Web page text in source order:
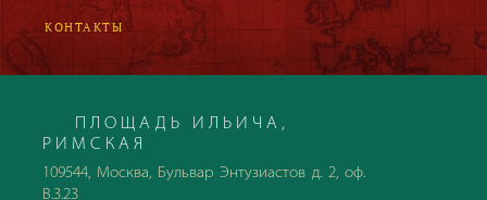
КОНТАКТЫ
ПЛОЩАДЬ ИЛЬИЧА,
РИМСКАЯ
109544, Москва, Бульвар Энтузиастов д. 2, оф.
В.3.23